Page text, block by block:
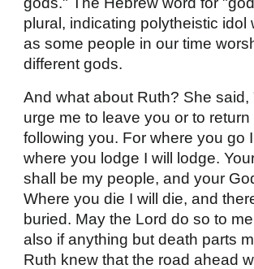
plural, indicating polytheistic idol
as some people in our time
different gods.
And what about Ruth? She said,
urge me to leave you or to return
following you. For where you go
where you lodge I will lodge.
shall be my people, and your
Where you die I will die, and
buried. May the Lord do so to
also if anything but death parts
Ruth knew that the road ahead